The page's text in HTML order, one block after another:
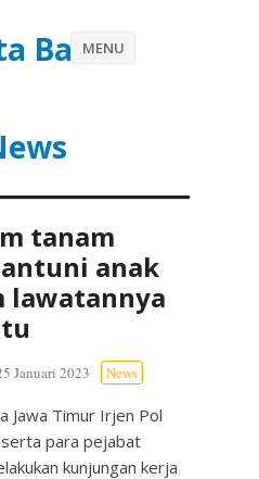
Batu
MENU
tanam
anak
lawatannya
Januari 2023 News
Jawa Timur Irjen Pol
para pejabat
kunjungan kerja